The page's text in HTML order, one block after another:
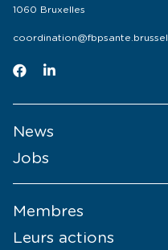
1060 Bruxelles
News
Jobs
Membres
Leurs actions